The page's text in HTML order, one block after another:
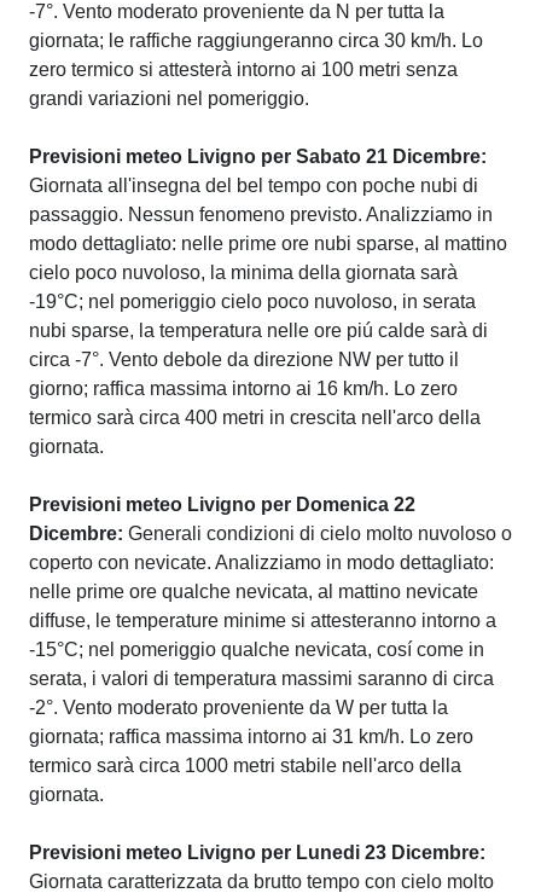
-7°. Vento moderato proveniente da N per tutta la
giornata; le raffiche raggiungeranno circa 30 km/h. Lo
zero termico si attesterà intorno ai 100 metri senza
grandi variazioni nel pomeriggio.
Previsioni meteo Livigno per Sabato 21 Dicembre:
Giornata all'insegna del bel tempo con poche nubi di
passaggio. Nessun fenomeno previsto. Analizziamo in
modo dettagliato: nelle prime ore nubi sparse, al mattino
cielo poco nuvoloso, la minima della giornata sarà
-19°C; nel pomeriggio cielo poco nuvoloso, in serata
nubi sparse, la temperatura nelle ore piú calde sarà di
circa -7°. Vento debole da direzione NW per tutto il
giorno; raffica massima intorno ai 16 km/h. Lo zero
termico sarà circa 400 metri in crescita nell'arco della
giornata.
Previsioni meteo Livigno per Domenica 22
Dicembre: Generali condizioni di cielo molto nuvoloso o
coperto con nevicate. Analizziamo in modo dettagliato:
nelle prime ore qualche nevicata, al mattino nevicate
diffuse, le temperature minime si attesteranno intorno a
-15°C; nel pomeriggio qualche nevicata, cosí come in
serata, i valori di temperatura massimi saranno di circa
-2°. Vento moderato proveniente da W per tutta la
giornata; raffica massima intorno ai 31 km/h. Lo zero
termico sarà circa 1000 metri stabile nell'arco della
giornata.
Previsioni meteo Livigno per Lunedi 23 Dicembre:
Giornata caratterizzata da brutto tempo con cielo molto